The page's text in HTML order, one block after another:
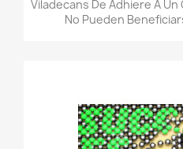
Viladecans De Adhiere A
No Pueden